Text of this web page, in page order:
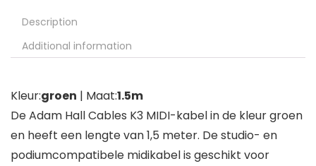
Description
Additional information
Kleur:groen | Maat:1.5m
De Adam Hall Cables K3 MIDI-kabel in de kleur groen
en heeft een lengte van 1,5 meter. De studio- en
podiumcompatibele midikabel is geschikt voor